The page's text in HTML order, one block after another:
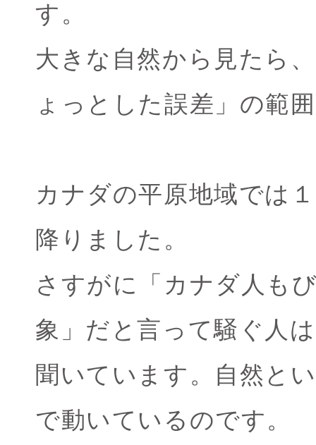
す。
大きな自然から見たら
ょっとした誤差」の範
カナダの平原地域では
降りました。
さすがに「カナダ人も
象」だと言って騒ぐ人
聞いています。自然と
で動いているのです。